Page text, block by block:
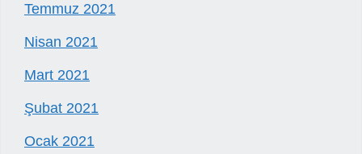
Temmuz 2021
Nisan 2021
Mart 2021
Şubat 2021
Ocak 2021